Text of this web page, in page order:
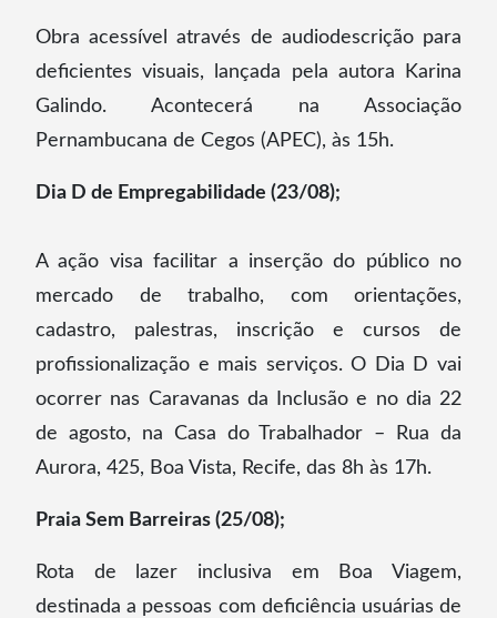
Obra acessível através de audiodescrição para
deficientes visuais, lançada pela autora Karina
Galindo. Acontecerá na Associação
Pernambucana de Cegos (APEC), às 15h.
Dia D de Empregabilidade (23/08);
A ação visa facilitar a inserção do público no
mercado de trabalho, com orientações,
cadastro, palestras, inscrição e cursos de
profissionalização e mais serviços. O Dia D vai
ocorrer nas Caravanas da Inclusão e no dia 22
de agosto, na Casa do Trabalhador – Rua da
Aurora, 425, Boa Vista, Recife, das 8h às 17h.
Praia Sem Barreiras (25/08);
Rota de lazer inclusiva em Boa Viagem,
destinada a pessoas com deficiência usuárias de